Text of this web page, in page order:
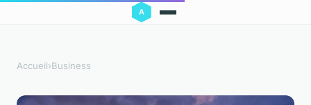
Accueil›Business